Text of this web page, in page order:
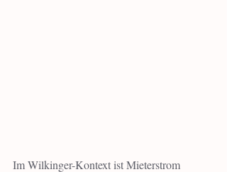
Im Wilkinger-Kontext ist Mieterstrom